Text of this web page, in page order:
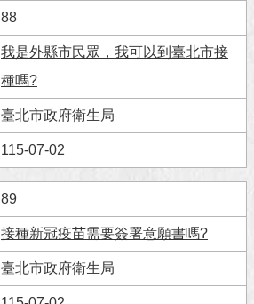
88
我是外縣市民眾，我可以到臺北市接
種嗎?
臺北市政府衛生局
115-07-02
89
接種新冠疫苗需要簽署意願書嗎?
臺北市政府衛生局